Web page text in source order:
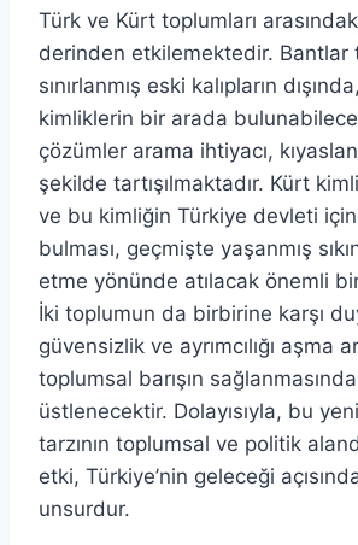
Türk ve Kürt toplumları
derinden etkilemektedir. Bantlar
sınırlanmış eski kalıpların
kimliklerin bir arada
çözümler arama ihtiyacı,
şekilde tartışılmaktadır. Kürt
ve bu kimliğin Türkiye devleti
bulması, geçmişte yaşanmış
etme yönünde atılacak önemli
İki toplumun da birbirine karşı
güvensizlik ve ayrımcılığı aşma
toplumsal barışın
üstlenecektir. Dolayısıyla, bu
tarzının toplumsal ve politik
etki, Türkiye’nin geleceği
unsurdur.